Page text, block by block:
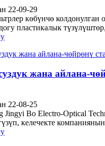
22-09-29
көбүнчө колдонулган
пластикалык
жана айлана-
22-08-25
Jingyi Bo Electro-Optical
келечекте